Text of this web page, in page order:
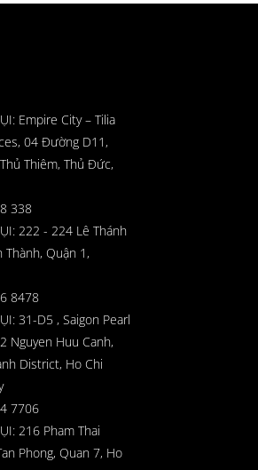
Empire City – Tilia
04 Đường D11,
Thiêm, Thủ Đức,
338
222 - 224 Lê Thánh
Thành, Quận 1,
8478
31-D5 , Saigon Pearl
Nguyen Huu Canh,
District, Ho Chi
7706
216 Pham Thai
Phong, Quan 7, Ho